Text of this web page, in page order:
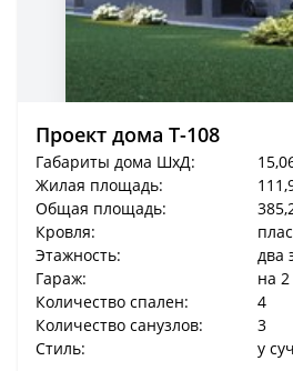
Проект дома T-108
Габариты дома ШхД:
Жилая площадь:
Общая площадь:
Кровля:
Этажность:
два
Гараж:
на
Количество спален:
4
Количество санузлов:
3
Стиль:
у